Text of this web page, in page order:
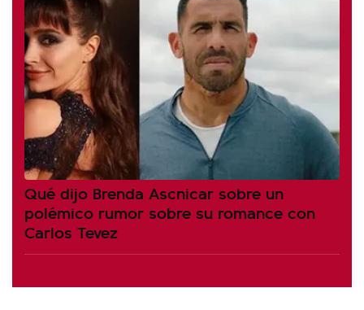
Qué dijo Brenda Ascnicar sobre un
polémico rumor sobre su romance con
Carlos Tevez